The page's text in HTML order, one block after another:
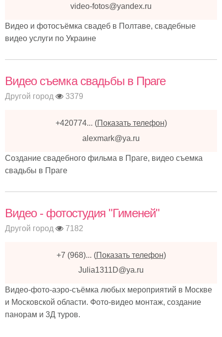
video-fotos@yandex.ru
Видео и фотосъёмка свадеб в Полтаве, свадебные
видео услуги по Украине
Видео съемка свадьбы в Праге
Другой город 3379
+420774... (Показать телефон)
alexmark@ya.ru
Создание свадебного фильма в Праге, видео съемка
свадьбы в Праге
Видео - фотостудия "Гименей"
Другой город 7182
+7 (968)... (Показать телефон)
Julia1311D@ya.ru
Видео-фото-аэро-съёмка любых мероприятий в Москве
и Московской области. Фото-видео монтаж, создание
панорам и 3Д туров.